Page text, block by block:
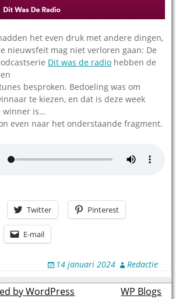
het even druk met andere dingen,
nieuwsfeit mag niet verloren gaan: De
Dit was de radio hebben de
besproken. Bedoeling was om
te kiezen, en dat is deze week
winner is…
even naar het onderstaande fragment.
Twitter Pinterest
E-mail
14 januari 2024 Redactie
by WordPress theme byWP Blogs